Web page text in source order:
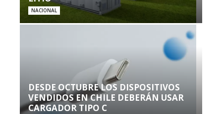
NACIONAL
DESDE OCTUBRE LOS DISPOSITIVOS
VENDIDOS EN CHILE DEBERÁN USAR
CARGADOR TIPO C